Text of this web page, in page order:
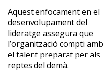
Aquest enfocament en el
desenvolupament del
lideratge assegura que
l’organització compti amb
el talent preparat per als
reptes del demà.